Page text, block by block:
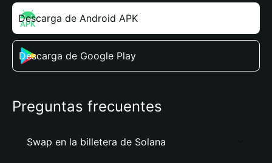
Descarga de Android APK
Descarga de Google Play
Preguntas frecuentes
Swap en la billetera de Solana